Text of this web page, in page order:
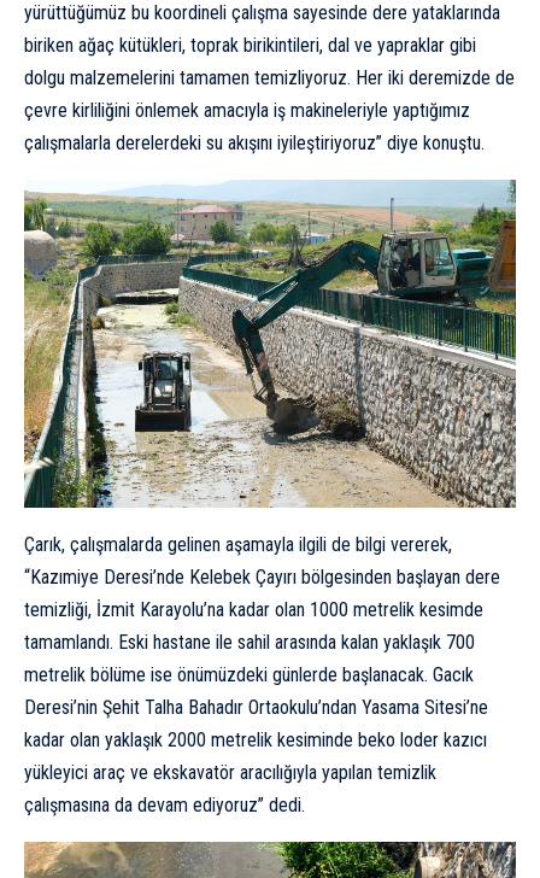
yürüttüğümüz bu koordineli çalışma sayesinde dere yataklarında
biriken ağaç kütükleri, toprak birikintileri, dal ve yapraklar gibi
dolgu malzemelerini tamamen temizliyoruz. Her iki deremizde de
çevre kirliliğini önlemek amacıyla iş makineleriyle yaptığımız
çalışmalarla derelerdeki su akışını iyileştiriyoruz” diye konuştu.
Çarık, çalışmalarda gelinen aşamayla ilgili de bilgi vererek,
“Kazımiye Deresi’nde Kelebek Çayırı bölgesinden başlayan dere
temizliği, İzmit Karayolu’na kadar olan 1000 metrelik kesimde
tamamlandı. Eski hastane ile sahil arasında kalan yaklaşık 700
metrelik bölüme ise önümüzdeki günlerde başlanacak. Gacık
Deresi’nin Şehit Talha Bahadır Ortaokulu’ndan Yasama Sitesi’ne
kadar olan yaklaşık 2000 metrelik kesiminde beko loder kazıcı
yükleyici araç ve ekskavatör aracılığıyla yapılan temizlik
çalışmasına da devam ediyoruz” dedi.